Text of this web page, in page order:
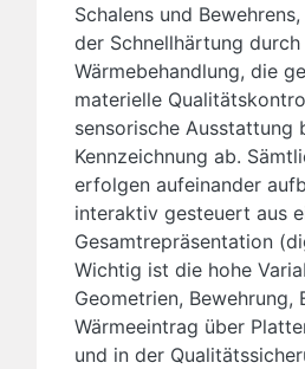
Schalens und
der Schnellhärtung
Wärmebehandlung, die
materielle
sensorische Ausstattung
Kennzeichnung ab.
erfolgen aufeinander
interaktiv gesteuert aus
Gesamtrepräsentation
Wichtig ist die hohe
Geometrien, Bewehrung,
Wärmeeintrag über
und in der